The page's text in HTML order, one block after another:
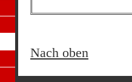
Nach oben